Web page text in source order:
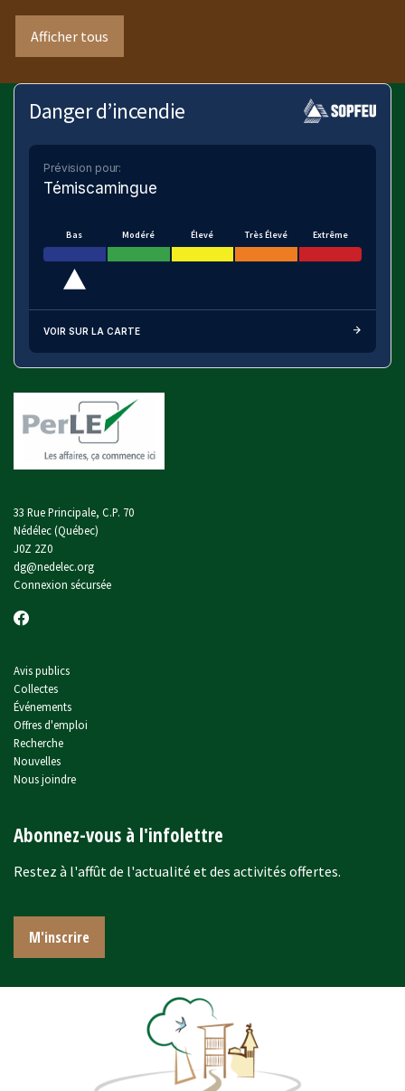
Afficher tous
Danger d’incendie
Prévision pour:
Témiscamingue
Bas Modéré Élevé Très Élevé Extrême
VOIR SUR LA CARTE
33 Rue Principale, C.P. 70
Nédélec (Québec)
J0Z 2Z0
dg@nedelec.org
Connexion sécursée
Avis publics
Collectes
Événements
Offres d'emploi
Recherche
Nouvelles
Nous joindre
Abonnez-vous à l'infolettre
Restez à l'affût de l'actualité et des activités offertes.
M'inscrire